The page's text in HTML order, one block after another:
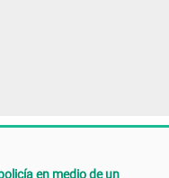
en medio de un